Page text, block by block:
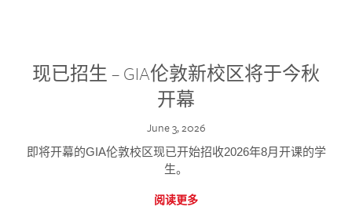
现已招生 – GIA伦敦新校区将于今秋
开幕
June 3, 2026
即将开幕的GIA伦敦校区现已开始招收2026年8月开课的学
生。
阅读更多